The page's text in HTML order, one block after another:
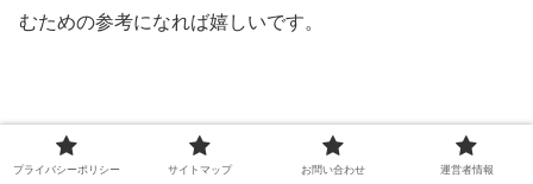
むための参考になれば嬉しいです。
プライバシーポリシー サイトマップ お問い合わせ 運営者情報